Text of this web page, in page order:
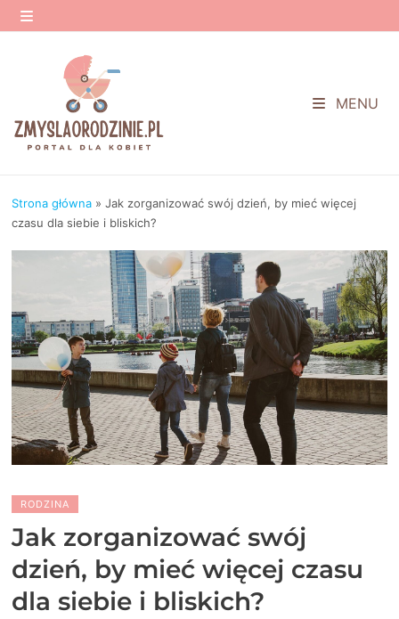
Przejdź
do
MENU
MENU
Strona główna »Jak zorganizować swój dzień, by mieć więcej
czasu dla siebie i bliskich?
RODZINA
Jak zorganizować swój
dzień, by mieć więcej czasu
dla siebie i bliskich?